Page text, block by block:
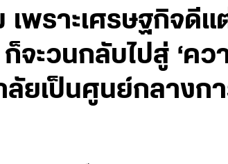
พราะเศรษฐกิจดี
จะวนกลับไปสู่ ‘คว
ยเป็นศูนย์กลางก